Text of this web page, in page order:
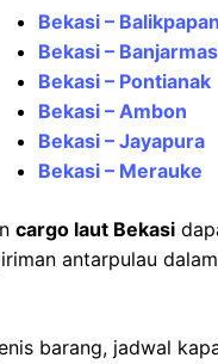
Bekasi – Balikpapan
Bekasi –
Bekasi – Pontianak
Bekasi – Ambon
Bekasi – Jayapura
Bekasi – Merauke
cargo laut Bekasi
antarpulau
barang, jadwal